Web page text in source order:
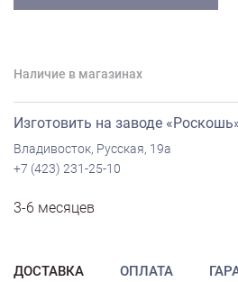
Наличие в магазинах
Изготовить на заводе
Владивосток, Русская, 19а
+7 (423) 231-25-10
3-6 месяцев
ДОСТАВКА ОПЛАТА